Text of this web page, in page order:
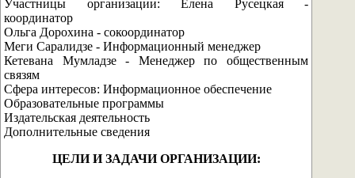
Участницы организации: Елена Русецкая -
координатор
Ольга Дорохина - сокоординатор
Меги Саралидзе - Информационный менеджер
Кетевана Мумладзе - Менеджер по общественным
связям
Сфера интересов: Информационное обеспечение
Образовательные программы
Издательская деятельность
Дополнительные сведения
ЦЕЛИ И ЗАДАЧИ ОРГАНИЗАЦИИ: